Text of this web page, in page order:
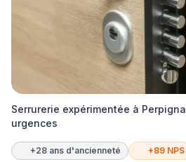
Serrurerie expérimentée à
urgences
+28 ans d'ancienneté +89 NPS